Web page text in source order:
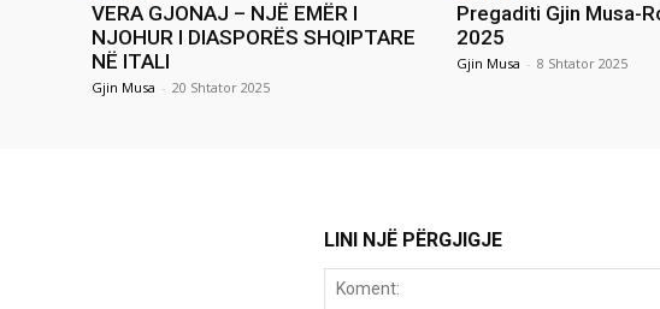
VERA GJONAJ – NJË EMËR I
NJOHUR I DIASPORËS SHQIPTARE
NË ITALI
Gjin Musa - 20 Shtator 2025
Pregaditi Gjin Musa-
2025
Gjin Musa - 8 Shtator 2025
LINI NJË PËRGJIGJE